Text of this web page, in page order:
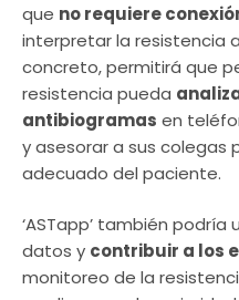
que no requiere
interpretar la resistencia
concreto, permitirá que
resistencia pueda
antibiogramas en
y asesorar a sus
adecuado del paciente.
‘ASTapp’ también
datos y contribuir a los
monitoreo de la